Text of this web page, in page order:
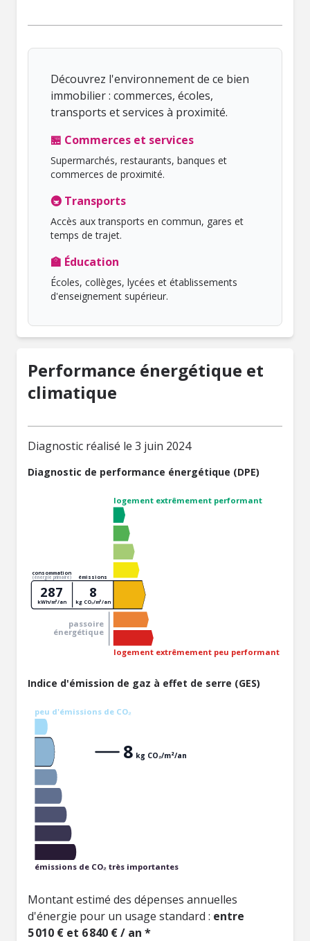
Découvrez l'environnement de ce bien
immobilier : commerces, écoles,
transports et services à proximité.
🏪 Commerces et services
Supermarchés, restaurants, banques et
commerces de proximité.
🚇 Transports
Accès aux transports en commun, gares et
temps de trajet.
🏫 Éducation
Écoles, collèges, lycées et établissements
d'enseignement supérieur.
Performance énergétique et
climatique
Diagnostic réalisé le 3 juin 2024
Diagnostic de performance énergétique (DPE)
logement extrêmement performant
logement extrêmement peu performant
passoire
énergétique
consommation
(énergie primaire) émissions
287
kWh/m²/an
8
kg CO₂/m²/an
Indice d'émission de gaz à effet de serre (GES)
peu d'émissions de CO₂
émissions de CO₂ très importantes
8 kg CO₂/m²/an
Montant estimé des dépenses annuelles
d'énergie pour un usage standard : entre
5 010 € et 6 840 € / an *